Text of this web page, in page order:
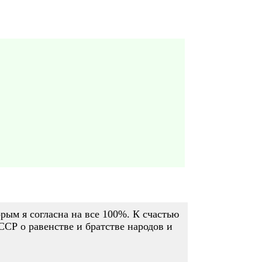
я согласна на все 100%. К счастью
о равенстве и братстве народов и